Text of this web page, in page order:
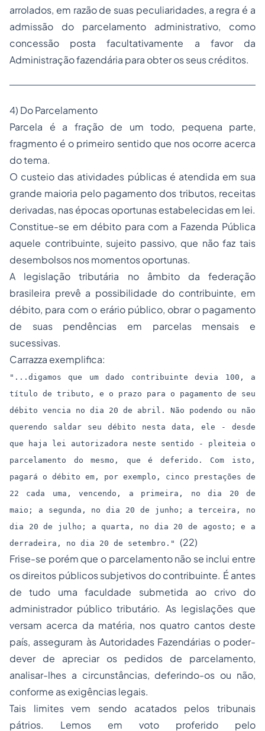
arrolados, em razão de suas peculiaridades, a regra é a
admissão do parcelamento administrativo, como
concessão posta facultativamente a favor da
Administração fazendária para obter os seus créditos.
4) Do Parcelamento
Parcela é a fração de um todo, pequena parte,
fragmento é o primeiro sentido que nos ocorre acerca
do tema.
O custeio das atividades públicas é atendida em sua
grande maioria pelo pagamento dos tributos, receitas
derivadas, nas épocas oportunas estabelecidas em lei.
Constitue-se em débito para com a Fazenda Pública
aquele contribuinte, sujeito passivo, que não faz tais
desembolsos nos momentos oportunas.
A legislação tributária no âmbito da federação
brasileira prevê a possibilidade do contribuinte, em
débito, para com o erário público, obrar o pagamento
de suas pendências em parcelas mensais e
sucessivas.
Carrazza exemplifica:
"...digamos que um dado contribuinte devia 100, a
título de tributo, e o prazo para o pagamento de seu
débito vencia no dia 20 de abril. Não podendo ou não
querendo saldar seu débito nesta data, ele - desde
que haja lei autorizadora neste sentido - pleiteia o
parcelamento do mesmo, que é deferido. Com isto,
pagará o débito em, por exemplo, cinco prestações de
22 cada uma, vencendo, a primeira, no dia 20 de
maio; a segunda, no dia 20 de junho; a terceira, no
dia 20 de julho; a quarta, no dia 20 de agosto; e a
derradeira, no dia 20 de setembro." (22)
Frise-se porém que o parcelamento não se inclui entre
os direitos públicos subjetivos do contribuinte. É antes
de tudo uma faculdade submetida ao crivo do
administrador público tributário. As legislações que
versam acerca da matéria, nos quatro cantos deste
país, asseguram às Autoridades Fazendárias o poder-
dever de apreciar os pedidos de parcelamento,
analisar-lhes a circunstâncias, deferindo-os ou não,
conforme as exigências legais.
Tais limites vem sendo acatados pelos tribunais
pátrios. Lemos em voto proferido pelo